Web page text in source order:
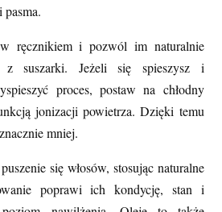
pasma.
ręcznikiem i pozwól im naturalnie
z suszarki. Jeżeli się spieszysz i
proces, postaw na chłodny
jonizacji powietrza. Dzięki temu
mniej.
się włosów, stosując naturalne
poprawi ich kondycję, stan i